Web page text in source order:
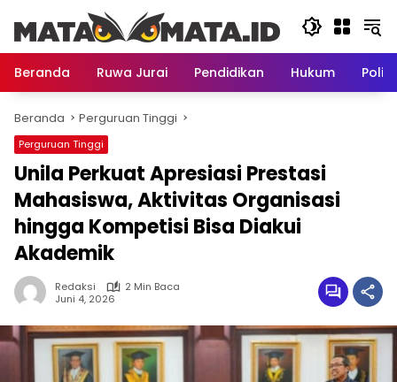
konten
Beranda
Ruwa Jurai Pendidikan Hukum
Beranda Perguruan Tinggi
Perguruan Tinggi
Unila Perkuat Apresiasi Prestasi
Mahasiswa, Aktivitas Organisasi
hingga Kompetisi Bisa Diakui
Akademik
Redaksi
2 Min Baca
Juni 4, 2026